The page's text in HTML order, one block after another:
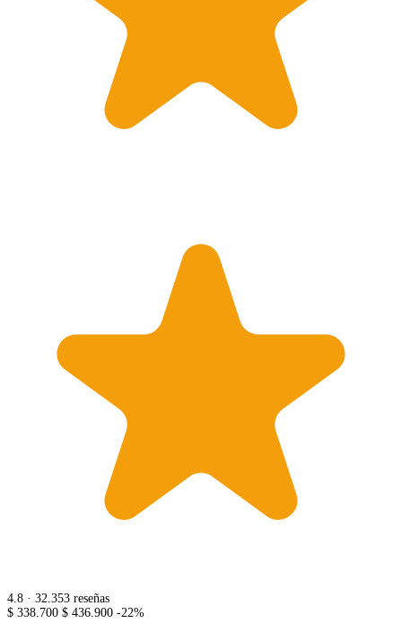
4.8 · 32.353 reseñas
$ 338.700 $ 436.900 -22%